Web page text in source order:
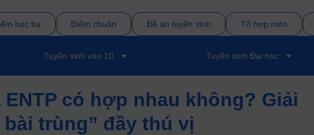
học bạ Điểm chuẩn Đề án tuyển sinh Tổ hợp môn
Tuyển sinh vào 10 Tuyển sinh Đại học
ENTP có hợp nhau không? Giải
bài trùng” đầy thú vị